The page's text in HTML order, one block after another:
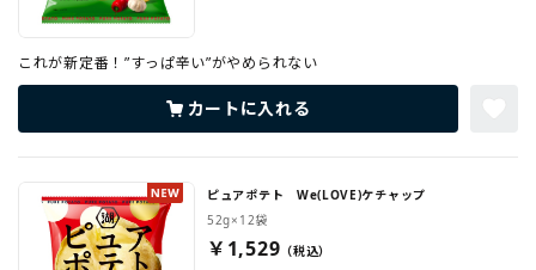
これが新定番！”すっぱ辛い”がやめられない
カートに入れる
ピュアポテト We(LOVE)ケチャップ
52g×12袋
￥1,529